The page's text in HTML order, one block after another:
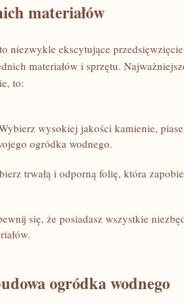
materiałów
niezwykle ekscytujące
materiałów i ⁤sprzętu.⁣
to:
⁢wysokiej ⁢jakości kamienie,
ogródka wodnego.
trwałą‌ i​ odporną ⁣folię, która
⁤się,⁤ że‍ posiadasz wszystkie
ogródka wodnego